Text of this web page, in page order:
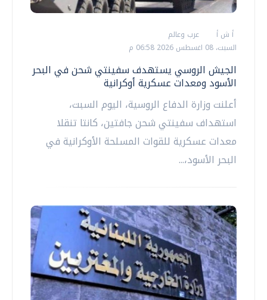
أ ش أ
عرب وعالم
السبت، 08 اغسطس 2026 06:58 م
الجيش الروسي يستهدف سفينتي شحن في البحر
الأسود ومعدات عسكرية أوكرانية
أعلنت وزارة الدفاع الروسية، اليوم السبت،
استهداف سفينتي شحن جافتين، كانتا تنقلا
معدات عسكرية للقوات المسلحة الأوكرانية في
البحر الأسود،...